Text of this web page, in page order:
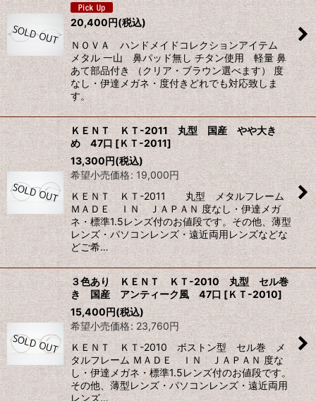
20,400円(税込)
ＮＯＶＡ ハンドメイドコレクションアイテム
メタル 一山 鼻パッド無し チタン使用 軽量 鼻
あて部品付き （クリア・ブラウン選べます） 度
なし・伊達メガネ・度付きどれでも対応致しま
す。
ＫＥＮＴ ＫＴ-2011 丸型 国産 やや大き
め 47口 [ＫＴ-2011]
13,300円(税込)
希望小売価格: 19,000円
ＫＥＮＴ ＫＴ-2011 丸型 メタルフレーム
ＭＡＤＥ ＩＮ ＪＡＰＡＮ 度なし・伊達メガ
ネ・標準1.5レンズ付のお値段です。その他、薄型
レンズ・パソコンレンズ・遠近両用レンズなどな
どご希…
３色あり ＫＥＮＴ ＫＴ-2010 丸型 セル巻
き 国産 アンティーク風 47口 [ＫＴ-2010]
15,400円(税込)
希望小売価格: 23,760円
ＫＥＮＴ ＫＴ-2010 ボストン型 セル巻 メ
タルフレーム ＭＡＤＥ ＩＮ ＪＡＰＡＮ 度な
し・伊達メガネ・標準1.5レンズ付のお値段です。
その他、薄型レンズ・パソコンレンズ・遠近両用
レンズ…